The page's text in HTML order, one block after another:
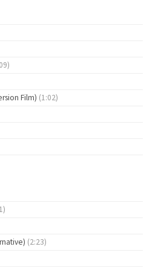
Film) (1:02)
(2:23)